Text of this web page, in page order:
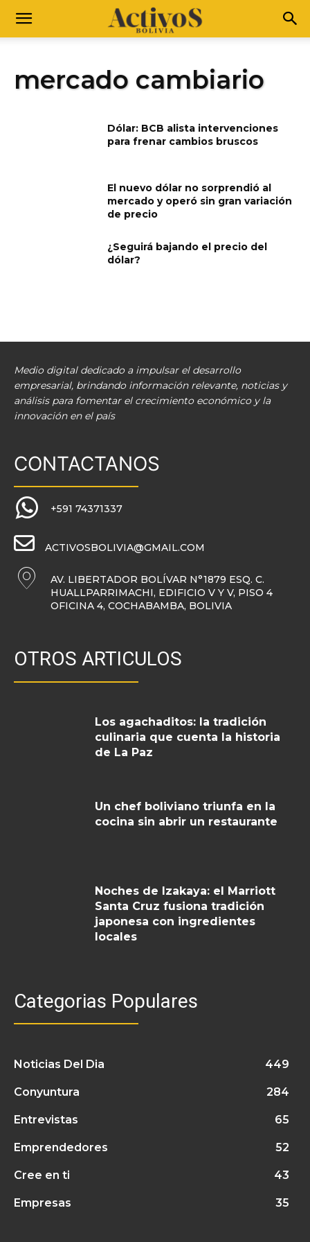
mercado cambiario
Dólar: BCB alista intervenciones
para frenar cambios bruscos
El nuevo dólar no sorprendió al
mercado y operó sin gran variación
de precio
¿Seguirá bajando el precio del
dólar?
Medio digital dedicado a impulsar el desarrollo
empresarial, brindando información relevante, noticias y
análisis para fomentar el crecimiento económico y la
innovación en el país
CONTACTANOS
+591 74371337
ACTIVOSBOLIVIA@GMAIL.COM
AV. LIBERTADOR BOLÍVAR N°1879 ESQ. C.
HUALLPARRIMACHI, EDIFICIO V Y V, PISO 4
OFICINA 4, COCHABAMBA, BOLIVIA
OTROS ARTICULOS
Los agachaditos: la tradición
culinaria que cuenta la historia
de La Paz
Un chef boliviano triunfa en la
cocina sin abrir un restaurante
Noches de Izakaya: el Marriott
Santa Cruz fusiona tradición
japonesa con ingredientes
locales
Categorias Populares
Noticias Del Dia 449
Conyuntura 284
Entrevistas 65
Emprendedores 52
Cree en ti 43
Empresas 35